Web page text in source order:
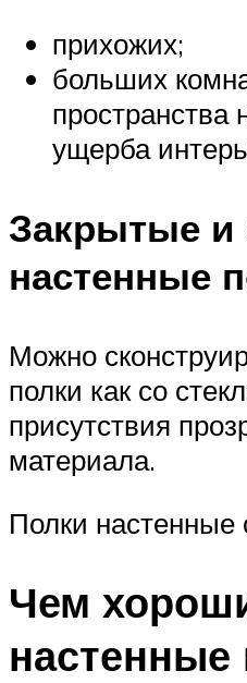
прихожих;
больших
пространства
ущерба
Закрытые и
настенные
Можно
полки как со
присутствия
материала.
Полки настенные
Чем
настенные